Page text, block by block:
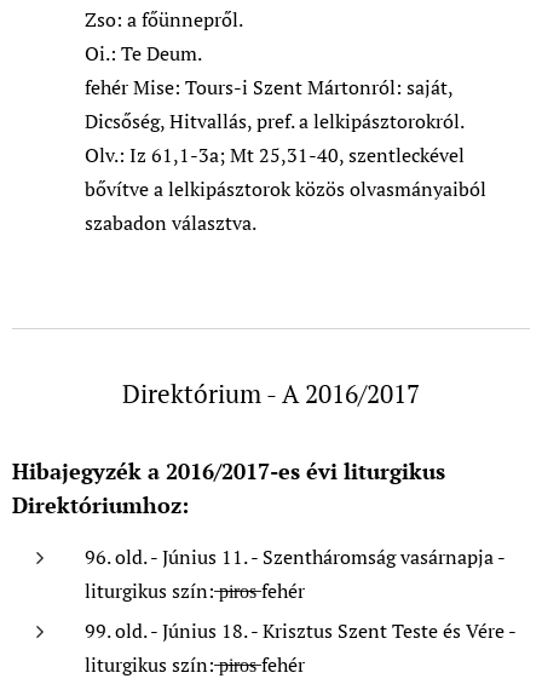
Zso: a főünnepről.
Oi.: Te Deum.
fehér Mise: Tours-i Szent Mártonról: saját,
Dicsőség, Hitvallás, pref. a lelkipásztorokról.
Olv.: Iz 61,1-3a; Mt 25,31-40, szentleckével
bővítve a lelkipásztorok közös olvasmányaiból
szabadon választva.
Direktórium - A 2016/2017
Hibajegyzék a 2016/2017-es évi liturgikus
Direktóriumhoz:
96. old. - Június 11. - Szentháromság vasárnapja -
liturgikus szín: ̶p̶i̶r̶o̶s̶ fehér
99. old. - Június 18. - Krisztus Szent Teste és Vére -
liturgikus szín: ̶p̶i̶r̶o̶s̶ fehér